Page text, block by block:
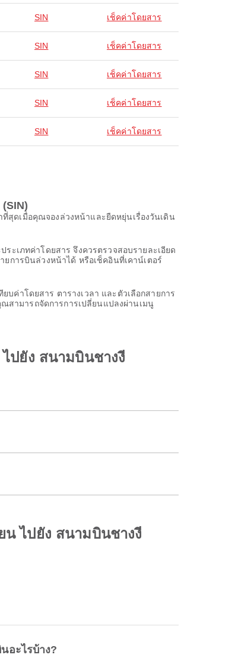
SIN เช็คค่าโดยสาร
SIN เช็คค่าโดยสาร
SIN เช็คค่าโดยสาร
SIN เช็คค่าโดยสาร
SIN เช็คค่าโดยสาร
สุดเมื่อคุณจองล่วงหน้าและยืดหยุ่นเรื่องวันเดิน
ะเภทค่าโดยสาร จึงควรตรวจสอบรายละเอียด
การบินล่วงหน้าได้ หรือเช็คอินที่เคาน์เตอร์
บค่าโดยสาร ตารางเวลา และตัวเลือกสายการ
สามารถจัดการการเปลี่ยนแปลงผ่านเมนู
ปยัง สนามบินชางงี
น ไปยัง สนามบินชางงี
อะไรบ้าง?